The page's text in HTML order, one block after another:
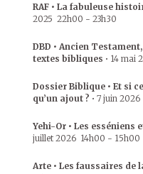
RAF • La fabuleuse
2025 22h00 - 23h30
DBD • Ancien
textes bibliques • 14 mai
Dossier Biblique • Et si
qu’un ajout ? • 7 juin 2026
Yehi-Or • Les esséniens
juillet 2026 14h00 - 15h00
Arte • Les faussaires de